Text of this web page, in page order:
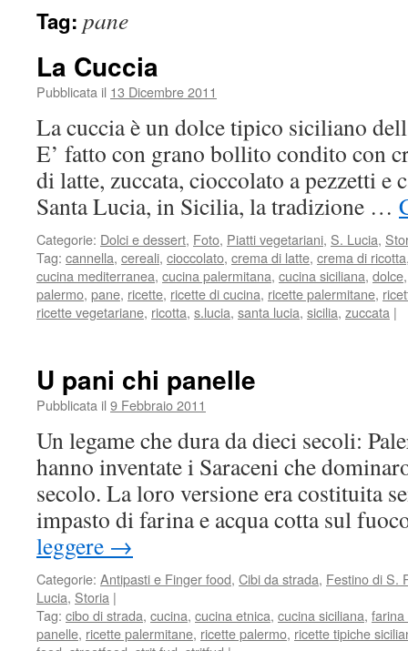
Tag: pane
La Cuccia
Pubblicata il 13 Dicembre 2011
La cuccia è un dolce tipico siciliano
E’ fatto con grano bollito condito con
di latte, zuccata, cioccolato a pezzetti
Santa Lucia, in Sicilia, la tradizione …
Categorie: Dolci e dessert, Foto, Piatti vegetariani, S. Lucia,
Tag: cannella, cereali, cioccolato, crema di latte, crema di ricotta
cucina mediterranea, cucina palermitana, cucina siciliana, dolce
palermo, pane, ricette, ricette di cucina, ricette palermitane,
ricette vegetariane, ricotta, s.lucia, santa lucia, sicilia, zuccata |
U pani chi panelle
Pubblicata il 9 Febbraio 2011
Un legame che dura da dieci secoli:
hanno inventate i Saraceni che
secolo. La loro versione era costituita
impasto di farina e acqua cotta sul
leggere →
Categorie: Antipasti e Finger food, Cibi da strada, Festino di S.
Lucia, Storia |
Tag: cibo di strada, cucina, cucina etnica, cucina siciliana, farina
panelle, ricette palermitane, ricette palermo, ricette tipiche